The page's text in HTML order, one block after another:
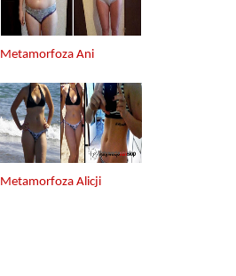
Metamorfoza Ani
Metamorfoza Alicji